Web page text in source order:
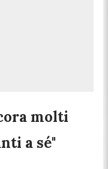
molti
a sé"